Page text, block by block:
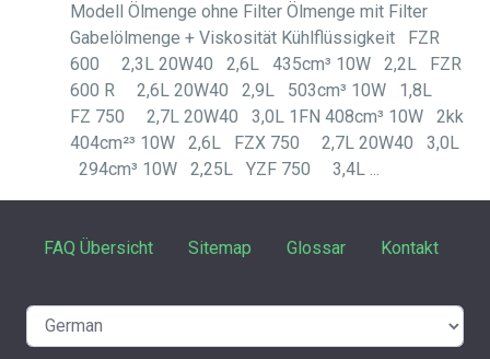
Modell Ölmenge ohne Filter Ölmenge mit Filter
Gabelölmenge + Viskosität Kühlflüssigkeit FZR
600 2,3L 20W40 2,6L 435cm³ 10W 2,2L FZR
600 R 2,6L 20W40 2,9L 503cm³ 10W 1,8L
FZ 750 2,7L 20W40 3,0L 1FN 408cm³ 10W 2kk
404cm²³ 10W 2,6L FZX 750 2,7L 20W40 3,0L
294cm³ 10W 2,25L YZF 750 3,4L ...
FAQ Übersicht Sitemap Glossar Kontakt